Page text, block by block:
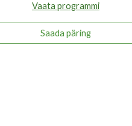
Vaata programmi
Saada päring